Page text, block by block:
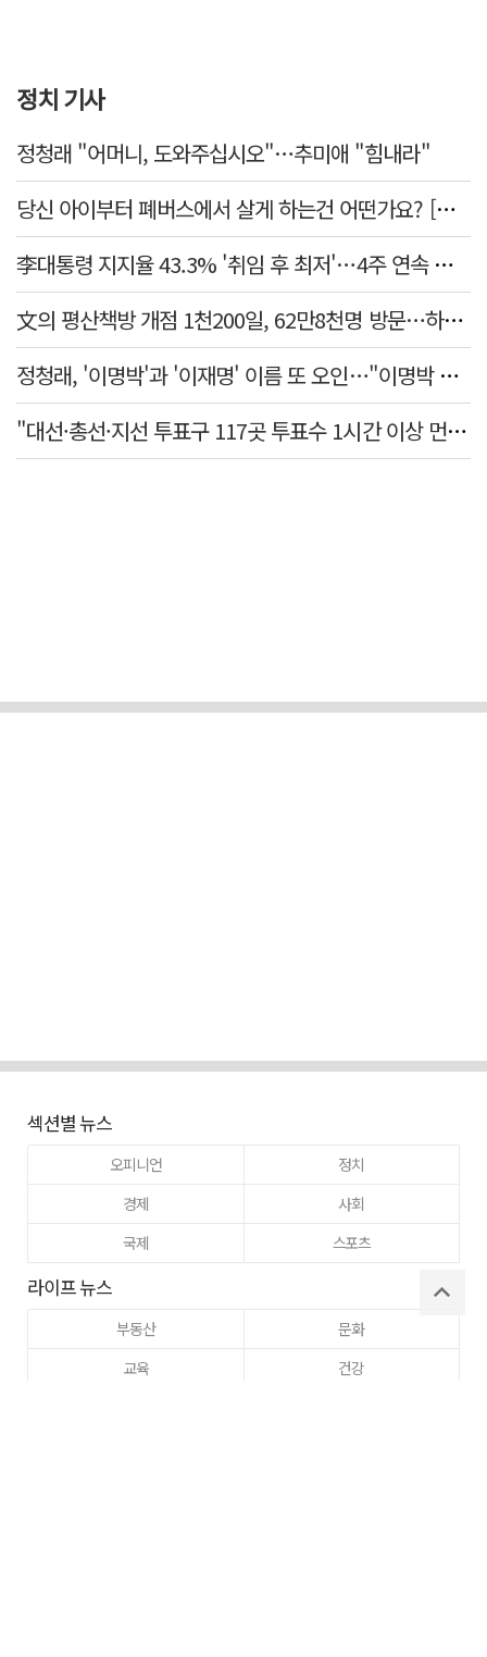
정치 기사
정청래 "어머니, 도와주십시오"…추미애 "힘내라"
당신 아이부터 폐버스에서 살게 하는건 어떤가요? [가스인라이팅]
李대통령 지지율 43.3% '취임 후 최저'…4주 연속 내리막
文의 평산책방 개점 1천200일, 62만8천명 방문…하루 평균 500명↑
정청래, '이명박'과 '이재명' 이름 또 오인…"이명박 대통령 임기안에 반도체 제품 출시"
"대선·총선·지선 투표구 117곳 투표수 1시간 이상 먼저 입력"
섹션별 뉴스
오피니언
정치
경제
사회
국제
스포츠
라이프 뉴스
부동산
문화
교육
건강